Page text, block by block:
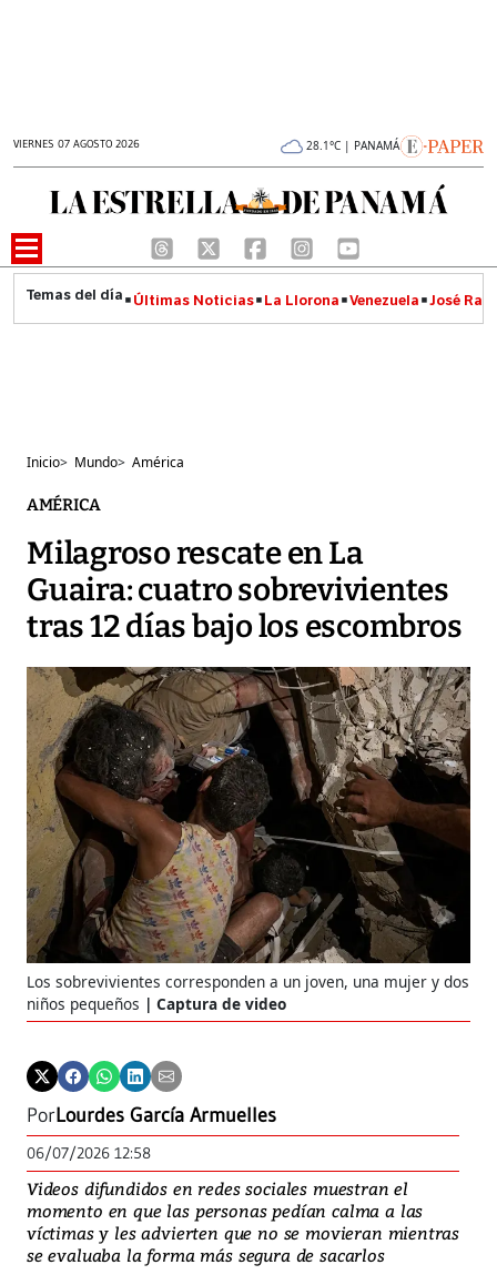
VIERNES 07 AGOSTO 2026 28.1°C | PANAMÁ
Últimas Noticias La Llorona Venezuela José
Inicio> Mundo> América
AMÉRICA
Milagroso rescate en La
Guaira: cuatro sobrevivientes
tras 12 días bajo los escombros
Los sobrevivientes corresponden a un joven, una mujer y dos
niños pequeños
Captura de video
PorLourdes García Armuelles
06/07/2026 12:58
Videos difundidos en redes sociales muestran el
momento en que las personas pedían calma a las
víctimas y les advierten que no se movieran mientras
se evaluaba la forma más segura de sacarlos